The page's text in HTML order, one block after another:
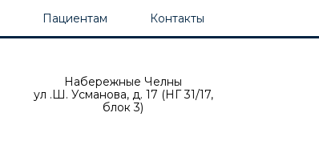
Пациентам Контакты
Набережные Челны
ул .Ш. Усманова, д. 17 (НГ 31/17,
блок 3)